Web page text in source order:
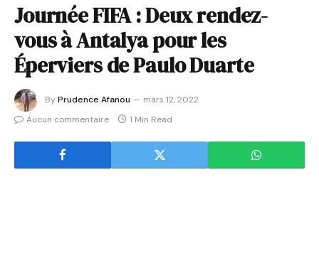
Journée FIFA : Deux rendez-
vous à Antalya pour les
Éperviers de Paulo Duarte
ByPrudence Afanou
mars 12, 2022
Aucun commentaire
1 Min Read